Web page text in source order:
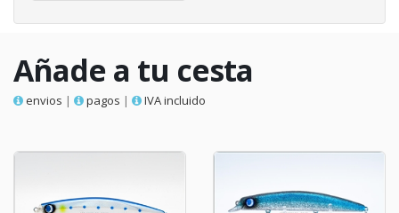
Añade a tu cesta
envios | pagos | IVA incluido